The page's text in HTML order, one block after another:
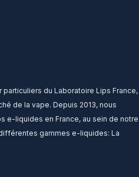
du Laboratoire Lips France,
de la vape. Depuis 2013, nous
e-liquides en France, au sein de notre
gammes e-liquides: La